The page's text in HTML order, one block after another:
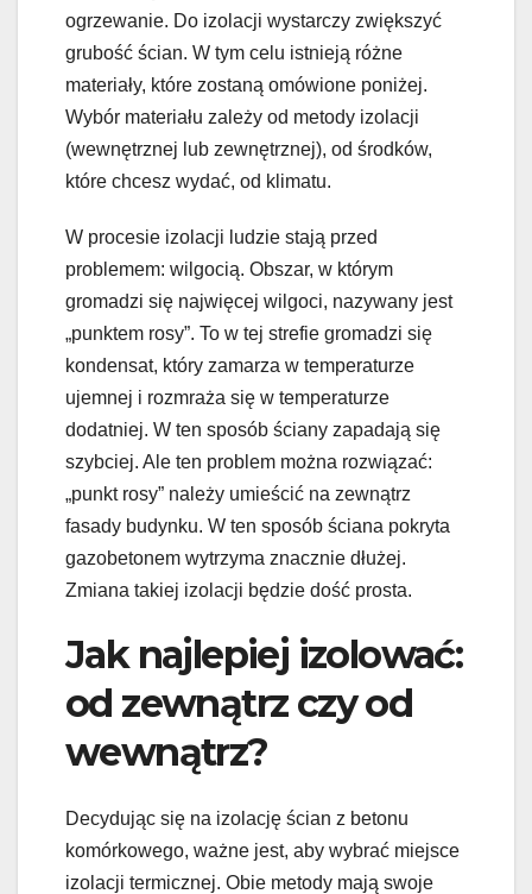
ogrzewanie. Do izolacji wystarczy zwiększyć
grubość ścian. W tym celu istnieją różne
materiały, które zostaną omówione poniżej.
Wybór materiału zależy od metody izolacji
(wewnętrznej lub zewnętrznej), od środków,
które chcesz wydać, od klimatu.
W procesie izolacji ludzie stają przed
problemem: wilgocią. Obszar, w którym
gromadzi się najwięcej wilgoci, nazywany jest
„punktem rosy”. To w tej strefie gromadzi się
kondensat, który zamarza w temperaturze
ujemnej i rozmraża się w temperaturze
dodatniej. W ten sposób ściany zapadają się
szybciej. Ale ten problem można rozwiązać:
„punkt rosy” należy umieścić na zewnątrz
fasady budynku. W ten sposób ściana pokryta
gazobetonem wytrzyma znacznie dłużej.
Zmiana takiej izolacji będzie dość prosta.
Jak najlepiej izolować:
od zewnątrz czy od
wewnątrz?
Decydując się na izolację ścian z betonu
komórkowego, ważne jest, aby wybrać miejsce
izolacji termicznej. Obie metody mają swoje